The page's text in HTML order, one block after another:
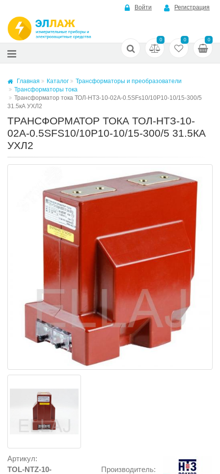
Войти Регистрация
0 0 0
Главная Каталог
Трансформаторы и преобразователи
Трансформаторы тока
Трансформатор тока ТОЛ-НТЗ-10-02А-0.5SFs10/10Р10-10/15-300/5
31.5кА УХЛ2
ТРАНСФОРМАТОР ТОКА ТОЛ-НТЗ-10-
02А-0.5SFS10/10Р10-10/15-300/5 31.5КА
УХЛ2
Артикул:
TOL-NTZ-10-
Производитель: